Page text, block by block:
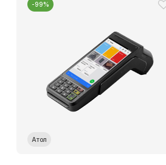
-99%
Атол